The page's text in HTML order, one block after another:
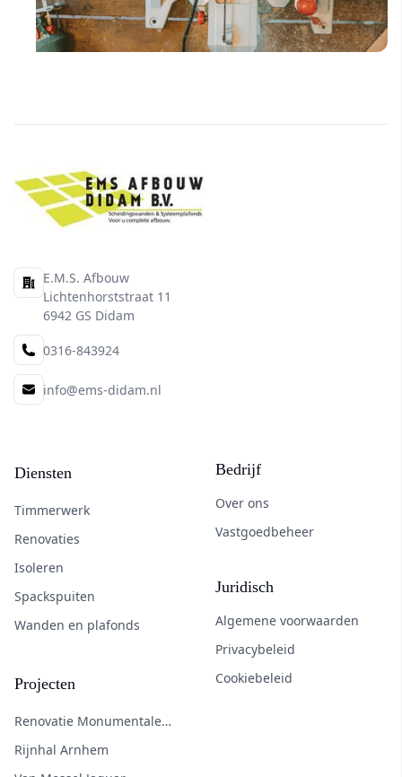
Adres
E.M.S. Afbouw
Lichtenhorststraat 11
6942 GS Didam
Telefoon
0316-843924
E-mail
info@ems-didam.nl
Diensten
Timmerwerk
Renovaties
Isoleren
Spackspuiten
Wanden en plafonds
Projecten
Renovatie Monumentale
Boerderij
Rijnhal Arnhem
Bedrijf
Over ons
Vastgoedbeheer
Juridisch
Algemene voorwaarden
Privacybeleid
Cookiebeleid